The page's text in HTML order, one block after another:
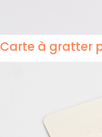
Carte à gratter